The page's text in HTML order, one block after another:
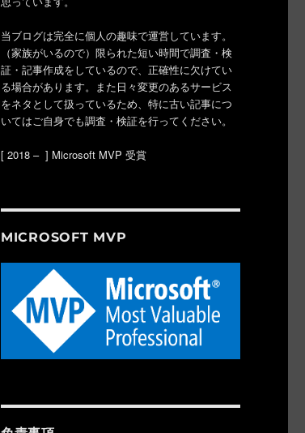
当ブログは完全に個人の趣味で運営しています。
（家族がいるので）限られた短い時間で調査・検
証・記事作成をしているので、正確性に欠けてい
る場合があります。また日々変更のあるサービス
をネタとして扱っているため、特に古い記事につ
いてはご自身でも調査・検証を行ってください。
[ 2018 – ] Microsoft MVP 受賞
MICROSOFT MVP